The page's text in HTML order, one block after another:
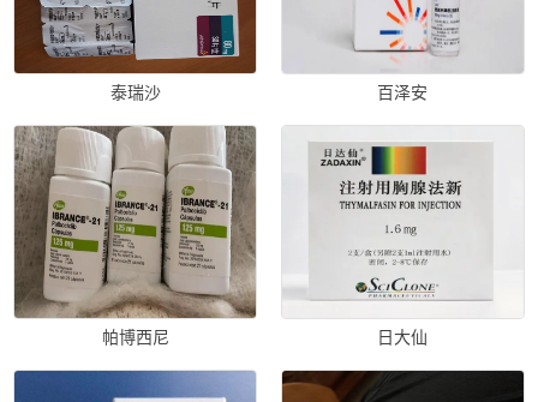
泰瑞沙 百泽安
帕博西尼 日大仙